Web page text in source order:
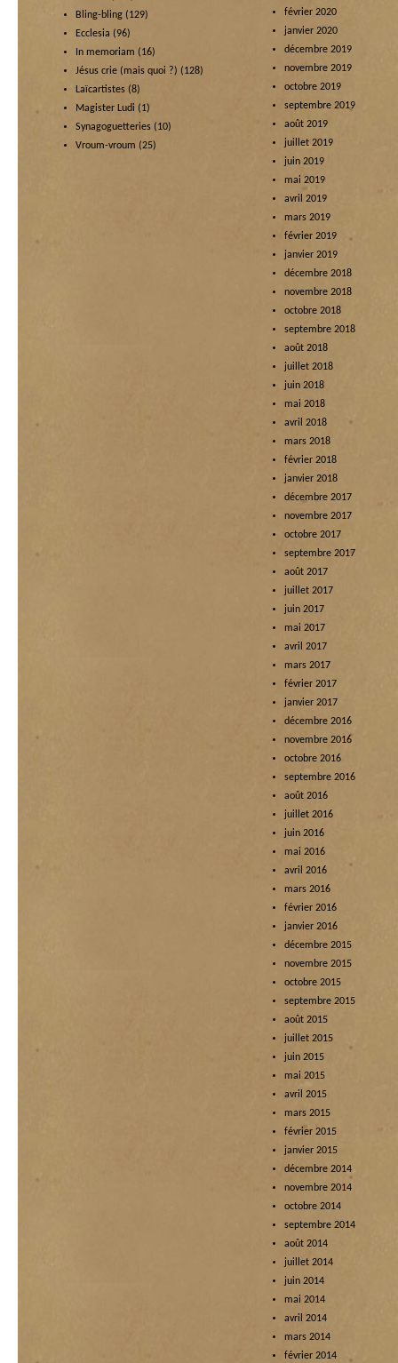
Bling-bling (129)
Ecclesia (96)
In memoriam (16)
Jésus crie (mais quoi ?) (128)
Laïcartistes (8)
Magister Ludi (1)
Synagoguetteries (10)
Vroum-vroum (25)
février 2020
janvier 2020
décembre 2019
novembre 2019
octobre 2019
septembre 2019
août 2019
juillet 2019
juin 2019
mai 2019
avril 2019
mars 2019
février 2019
janvier 2019
décembre 2018
novembre 2018
octobre 2018
septembre 2018
août 2018
juillet 2018
juin 2018
mai 2018
avril 2018
mars 2018
février 2018
janvier 2018
décembre 2017
novembre 2017
octobre 2017
septembre 2017
août 2017
juillet 2017
juin 2017
mai 2017
avril 2017
mars 2017
février 2017
janvier 2017
décembre 2016
novembre 2016
octobre 2016
septembre 2016
août 2016
juillet 2016
juin 2016
mai 2016
avril 2016
mars 2016
février 2016
janvier 2016
décembre 2015
novembre 2015
octobre 2015
septembre 2015
août 2015
juillet 2015
juin 2015
mai 2015
avril 2015
mars 2015
février 2015
janvier 2015
décembre 2014
novembre 2014
octobre 2014
septembre 2014
août 2014
juillet 2014
juin 2014
mai 2014
avril 2014
mars 2014
février 2014